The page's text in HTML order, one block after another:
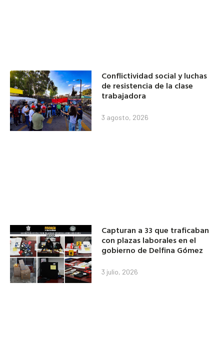
Conflictividad social y luchas
de resistencia de la clase
trabajadora
3 agosto, 2026
Capturan a 33 que traficaban
con plazas laborales en el
gobierno de Delfina Gómez
3 julio, 2026